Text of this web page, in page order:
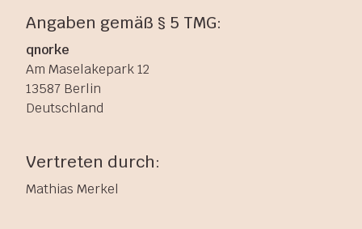
Angaben gemäß § 5 TMG:
qnorke
Am Maselakepark 12
13587 Berlin
Deutschland
Vertreten durch:
Mathias Merkel